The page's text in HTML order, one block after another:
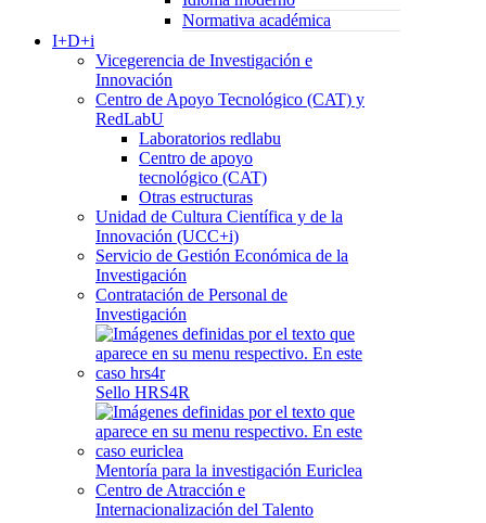
Normativa académica
I+D+i
Vicegerencia de Investigación e
Innovación
Centro de Apoyo Tecnológico (CAT) y
RedLabU
Laboratorios redlabu
Centro de apoyo
tecnológico (CAT)
Otras estructuras
Unidad de Cultura Científica y de la
Innovación (UCC+i)
Servicio de Gestión Económica de la
Investigación
Contratación de Personal de
Investigación
Sello HRS4R
Mentoría para la investigación Euriclea
Centro de Atracción e
Internacionalización del Talento